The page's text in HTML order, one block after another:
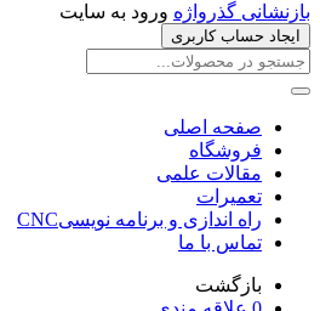
بازنشانی گذرواژه ورود به سایت
ایجاد حساب کاربری
صفحه اصلی
فروشگاه
مقالات علمی
تعمیرات
راه اندازی و برنامه نویسیCNC
تماس با ما
بازگشت